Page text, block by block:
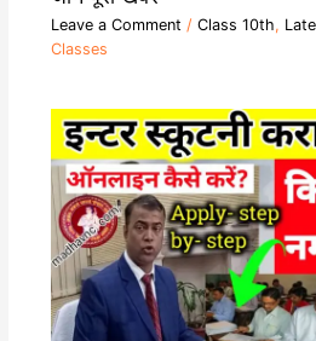
Leave a Comment / Class 10th,
Classes